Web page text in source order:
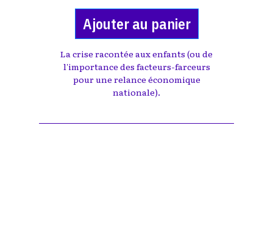
Ajouter au panier
La crise racontée aux enfants (ou de
l'importance des facteurs-farceurs
pour une relance économique
nationale).